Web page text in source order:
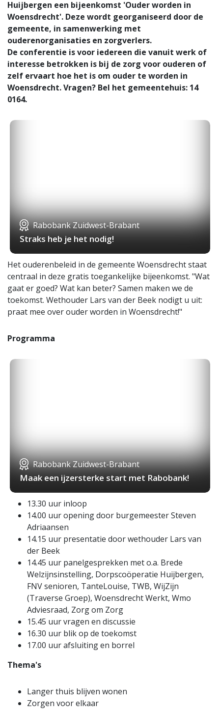
Huijbergen een bijeenkomst 'Ouder worden in
Woensdrecht'. Deze wordt georganiseerd door de
gemeente, in samenwerking met
ouderenorganisaties en zorgverlers.
De conferentie is voor iedereen die vanuit werk of
interesse betrokken is bij de zorg voor ouderen of
zelf ervaart hoe het is om ouder te worden in
Woensdrecht. Vragen? Bel het gemeentehuis: 14
0164.
Rabobank Zuidwest-Brabant
Straks heb je het nodig!
Het ouderenbeleid in de gemeente Woensdrecht staat
centraal in deze gratis toegankelijke bijeenkomst. "Wat
gaat er goed? Wat kan beter? Samen maken we de
toekomst. Wethouder Lars van der Beek nodigt u uit:
praat mee over ouder worden in Woensdrecht!"
Programma
Rabobank Zuidwest-Brabant
Maak een ijzersterke start met Rabobank!
13.30 uur inloop
14.00 uur opening door burgemeester Steven
Adriaansen
14.15 uur presentatie door wethouder Lars van
der Beek
14.45 uur panelgesprekken met o.a. Brede
Welzijnsinstelling, Dorpscoöperatie Huijbergen,
FNV senioren, TanteLouise, TWB, WijZijn
(Traverse Groep), Woensdrecht Werkt, Wmo
Adviesraad, Zorg om Zorg
15.45 uur vragen en discussie
16.30 uur blik op de toekomst
17.00 uur afsluiting en borrel
Thema's
Langer thuis blijven wonen
Zorgen voor elkaar